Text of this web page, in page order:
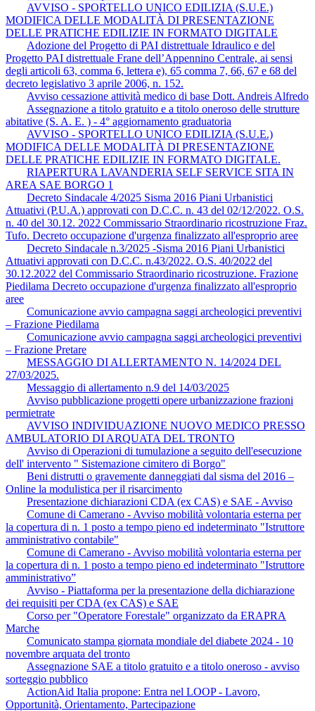
AVVISO - SPORTELLO UNICO EDILIZIA (S.U.E.)
MODIFICA DELLE MODALITÀ DI PRESENTAZIONE
DELLE PRATICHE EDILIZIE IN FORMATO DIGITALE
Adozione del Progetto di PAI distrettuale Idraulico e del
Progetto PAI distrettuale Frane dell’Appennino Centrale, ai sensi
degli articoli 63, comma 6, lettera e), 65 comma 7, 66, 67 e 68 del
decreto legislativo 3 aprile 2006, n. 152.
Avviso cessazione attività medico di base Dott. Andreis Alfredo
Assegnazione a titolo gratuito e a titolo oneroso delle strutture
abitative (S. A. E. ) - 4° aggiornamento graduatoria
AVVISO - SPORTELLO UNICO EDILIZIA (S.U.E.)
MODIFICA DELLE MODALITÀ DI PRESENTAZIONE
DELLE PRATICHE EDILIZIE IN FORMATO DIGITALE.
RIAPERTURA LAVANDERIA SELF SERVICE SITA IN
AREA SAE BORGO 1
Decreto Sindacale 4/2025 Sisma 2016 Piani Urbanistici
Attuativi (P.U.A.) approvati con D.C.C. n. 43 del 02/12/2022. O.S.
n. 40 del 30.12. 2022 Commissario Straordinario ricostruzione Fraz.
Tufo. Decreto occupazione d'urgenza finalizzato all'esproprio aree
Decreto Sindacale n.3/2025 -Sisma 2016 Piani Urbanistici
Attuativi approvati con D.C.C. n.43/2022. O.S. 40/2022 del
30.12.2022 del Commissario Straordinario ricostruzione. Frazione
Piedilama Decreto occupazione d'urgenza finalizzato all'esproprio
aree
Comunicazione avvio campagna saggi archeologici preventivi
– Frazione Piedilama
Comunicazione avvio campagna saggi archeologici preventivi
– Frazione Pretare
MESSAGGIO DI ALLERTAMENTO N. 14/2024 DEL
27/03/2025.
Messaggio di allertamento n.9 del 14/03/2025
Avviso pubblicazione progetti opere urbanizzazione frazioni
permietrate
AVVISO INDIVIDUAZIONE NUOVO MEDICO PRESSO
AMBULATORIO DI ARQUATA DEL TRONTO
Avviso di Operazioni di tumulazione a seguito dell'esecuzione
dell' intervento " Sistemazione cimitero di Borgo"
Beni distrutti o gravemente danneggiati dal sisma del 2016 –
Online la modulistica per il risarcimento
Presentazione dichiarazioni CDA (ex CAS) e SAE - Avviso
Comune di Camerano - Avviso mobilità volontaria esterna per
la copertura di n. 1 posto a tempo pieno ed indeterminato "Istruttore
amministrativo contabile"
Comune di Camerano - Avviso mobilità volontaria esterna per
la copertura di n. 1 posto a tempo pieno ed indeterminato "Istruttore
amministrativo”
Avviso - Piattaforma per la presentazione della dichiarazione
dei requisiti per CDA (ex CAS) e SAE
Corso per "Operatore Forestale" organizzato da ERAPRA
Marche
Comunicato stampa giornata mondiale del diabete 2024 - 10
novembre arquata del tronto
Assegnazione SAE a titolo gratuito e a titolo oneroso - avviso
sorteggio pubblico
ActionAid Italia propone: Entra nel LOOP - Lavoro,
Opportunità, Orientamento, Partecipazione